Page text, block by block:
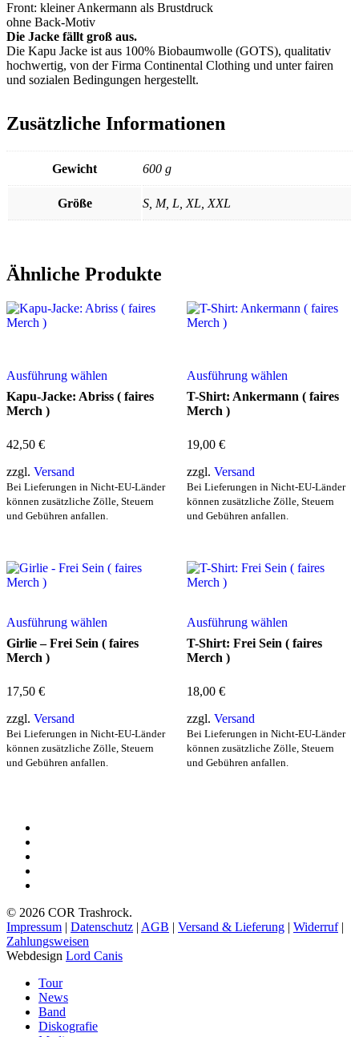
Front: kleiner Ankermann als Brustdruck
ohne Back-Motiv
Die Jacke fällt groß aus.
Die Kapu Jacke ist aus 100% Biobaumwolle (GOTS), qualitativ
hochwertig, von der Firma Continental Clothing und unter fairen
und sozialen Bedingungen hergestellt.
Zusätzliche Informationen
Gewicht 600 g
Größe S, M, L, XL, XXL
Ähnliche Produkte
Ausführung wählenProdukt
weist
mehrere
auf
der
Produktseite
Kapu-Jacke: Abriss ( faires
Merch )
42,50 €
zzgl. Versand
Bei Lieferungen in Nicht-EU-Länder
können zusätzliche Zölle, Steuern
und Gebühren anfallen.
Ausführung wählenProdukt
weist
mehrere
auf
der
Produktseite
T-Shirt: Ankermann ( faires
Merch )
19,00 €
zzgl. Versand
Bei Lieferungen in Nicht-EU-Länder
können zusätzliche Zölle, Steuern
und Gebühren anfallen.
Ausführung wählenProdukt
weist
mehrere
auf
der
Produktseite
Girlie – Frei Sein ( faires
Merch )
17,50 €
zzgl. Versand
Bei Lieferungen in Nicht-EU-Länder
können zusätzliche Zölle, Steuern
und Gebühren anfallen.
Ausführung wählenProdukt
weist
mehrere
auf
der
Produktseite
T-Shirt: Frei Sein ( faires
Merch )
18,00 €
zzgl. Versand
Bei Lieferungen in Nicht-EU-Länder
können zusätzliche Zölle, Steuern
und Gebühren anfallen.
© 2026 COR Trashrock.
Impressum | Datenschutz | AGB | Versand & Lieferung | Widerruf|
Zahlungsweisen
Webdesign Lord Canis
Close
Menu
Tour
News
Band
Diskografie